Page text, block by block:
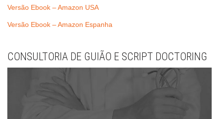
Versão Ebook – Amazon USA
Versão Ebook – Amazon Espanha
CONSULTORIA DE GUIÃO E SCRIPT DOCTORING